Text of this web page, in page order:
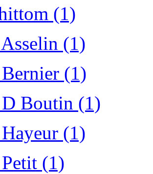
(1)
(1)
(1)
Boutin (1)
(1)
(1)